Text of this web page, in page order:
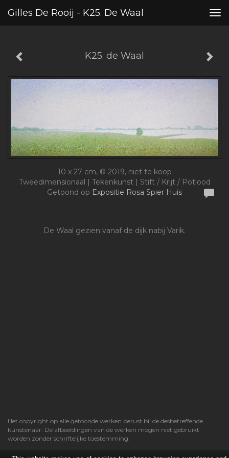
Gilles De Rooij - K25. De Waal
K25. de Waal
10 x 27 cm, © 2019, niet te koop
Tweedimensionaal | Tekenkunst | Stift / Krijt / Potlood
Getoond op Expositie Rosa Spier Huis
De Waal gezien vanaf de dijk nabij Varik.
Het copyright op alle getoonde werken berust bij de desbetreffende
kunstenaar. De afbeeldingen van de werken mogen niet gebruikt
worden zonder schriftelijke toestemming.